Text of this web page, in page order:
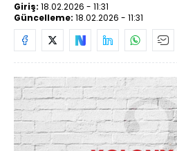
Giriş: 18.02.2026 - 11:31
Güncelleme: 18.02.2026 - 11:31